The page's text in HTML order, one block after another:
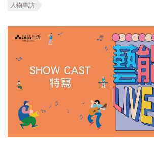
人物專訪